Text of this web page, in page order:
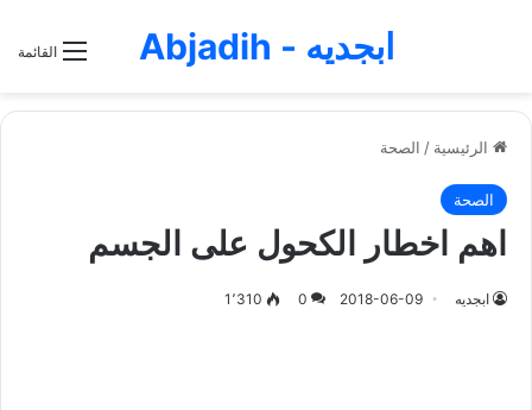
القائمة ابجديه - Abjadih
الرئيسية / الصحة
الصحة
اهم اخطار الكحول على الجسم
ابجديه 2018-06-09
0 1٬310